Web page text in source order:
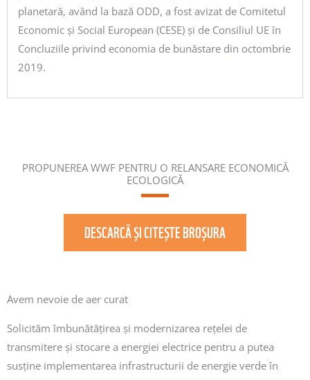
planetară, având la bază ODD, a fost avizat de Comitetul
Economic și Social European (CESE) și de Consiliul UE în
Concluziile privind economia de bunăstare din octombrie
2019.
PROPUNEREA WWF PENTRU O RELANSARE ECONOMICĂ
ECOLOGICĂ
DESCARCĂ ȘI CITEȘTE BROȘURA
Avem nevoie de aer curat
Solicităm îmbunătățirea și modernizarea rețelei de
transmitere și stocare a energiei electrice pentru a putea
susține implementarea infrastructurii de energie verde în